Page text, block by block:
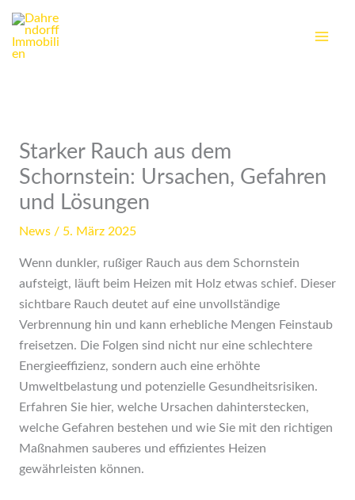
Inhalt
springen
Starker Rauch aus dem
Schornstein: Ursachen, Gefahren
und Lösungen
News/ 5. März 2025
Wenn dunkler, rußiger Rauch aus dem Schornstein
aufsteigt, läuft beim Heizen mit Holz etwas schief. Dieser
sichtbare Rauch deutet auf eine unvollständige
Verbrennung hin und kann erhebliche Mengen Feinstaub
freisetzen. Die Folgen sind nicht nur eine schlechtere
Energieeffizienz, sondern auch eine erhöhte
Umweltbelastung und potenzielle Gesundheitsrisiken.
Erfahren Sie hier, welche Ursachen dahinterstecken,
welche Gefahren bestehen und wie Sie mit den richtigen
Maßnahmen sauberes und effizientes Heizen
gewährleisten können.